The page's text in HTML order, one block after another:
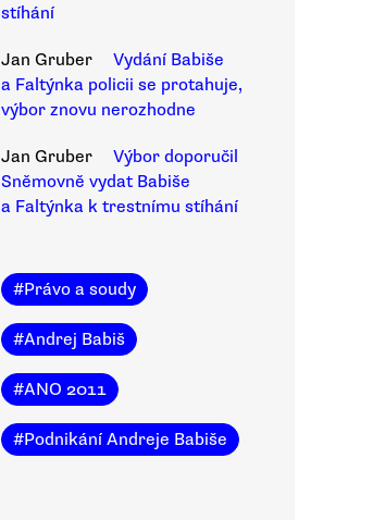
stíhání
Jan Gruber
Vydání Babiše
a Faltýnka policii se protahuje,
výbor znovu nerozhodne
Jan Gruber
Výbor doporučil
Sněmovně vydat Babiše
a Faltýnka k trestnímu stíhání
#Právo a soudy
#Andrej Babiš
#ANO 2011
#Podnikání Andreje Babiše